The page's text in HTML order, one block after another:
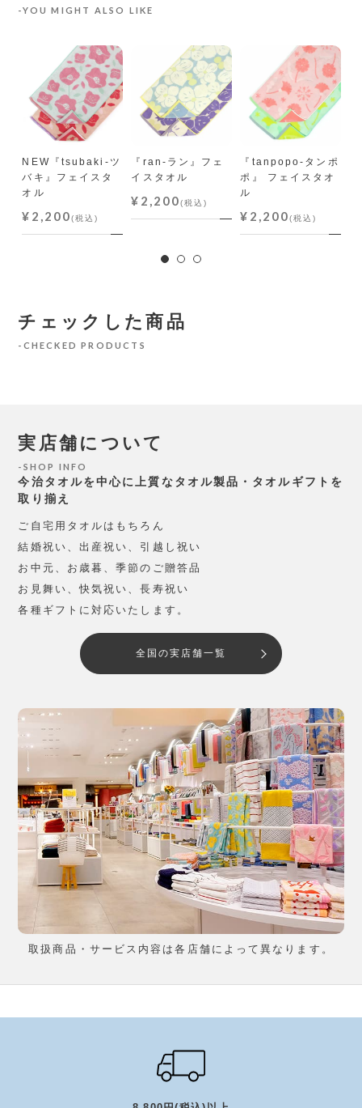
YOU MIGHT ALSO LIKE
NEW『tsubaki-ツ
バキ』フェイスタ
オル
¥2,200(税込)
『ran-ラン』フェ
イスタオル
¥2,200(税込)
『tanpopo-タンポ
ポ』 フェイスタオ
ル
¥2,200(税込)
チェックした商品
CHECKED PRODUCTS
実店舗について
SHOP INFO
今治タオルを中心に上質なタオル製品・タオルギフトを
取り揃え
ご自宅用タオルはもちろん
結婚祝い、出産祝い、引越し祝い
お中元、お歳暮、季節のご贈答品
お見舞い、快気祝い、長寿祝い
各種ギフトに対応いたします。
全国の実店舗一覧
取扱商品・サービス内容は各店舗によって異なります。